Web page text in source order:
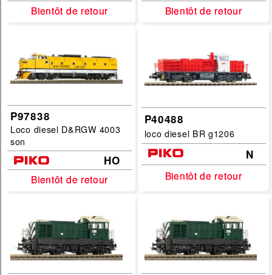
Bientôt de retour
Bientôt de retour Bientôt de retour
Bientôt de retour
P97838
Loco diesel D&RGW 4003
son
HO
Bientôt de retour
Bientôt de retour
P40488
loco diesel BR g1206
N
Bientôt de retour
Bientôt de retour